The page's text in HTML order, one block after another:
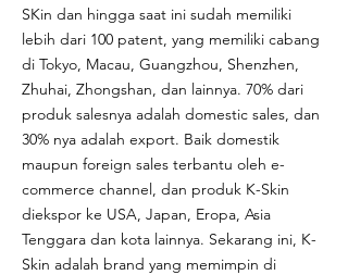
SKin dan hingga saat ini sudah memiliki
lebih dari 100 patent, yang memiliki cabang
di Tokyo, Macau, Guangzhou, Shenzhen,
Zhuhai, Zhongshan, dan lainnya. 70% dari
produk salesnya adalah domestic sales, dan
30% nya adalah export. Baik domestik
maupun foreign sales terbantu oleh e-
commerce channel, dan produk K-Skin
diekspor ke USA, Japan, Eropa, Asia
Tenggara dan kota lainnya. Sekarang ini, K-
Skin adalah brand yang memimpin di